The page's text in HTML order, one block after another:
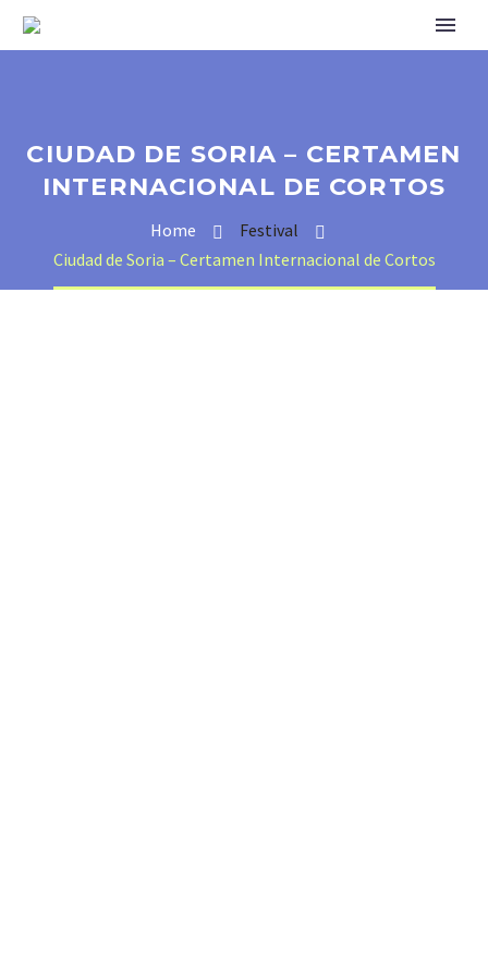
CIUDAD DE SORIA – CERTAMEN
INTERNACIONAL DE CORTOS
Home
Festival
Ciudad de Soria – Certamen Internacional de Cortos